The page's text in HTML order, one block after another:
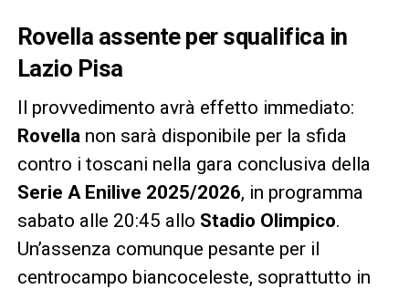
Rovella assente per squalifica in
Lazio Pisa
Il provvedimento avrà effetto immediato:
Rovellanon sarà disponibile per la sfida
contro i toscani nella gara conclusiva della
Serie A Enilive 2025/2026, in programma
sabato alle 20:45 allo Stadio Olimpico.
Un’assenza comunque pesante per il
centrocampo biancoceleste, soprattutto in